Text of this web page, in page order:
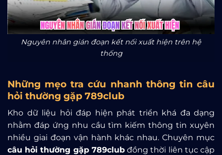
Nguyên nhân gián đoạn kết nối xuất hiện trên hệ
thống
Những mẹo tra cứu nhanh thông tin câu
hỏi thường gặp 789club
Kho dữ liệu hỏi đáp hiện phát triển khá đa dạng
nhằm đáp ứng nhu cầu tìm kiếm thông tin xuyên
nhiều giai đoạn vận hành khác nhau. Chuyên mục
câu hỏi thường gặp 789clubđồng thời liên tục cập